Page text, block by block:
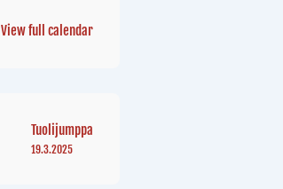
View full calendar
Tuolijumppa
19.3.2025